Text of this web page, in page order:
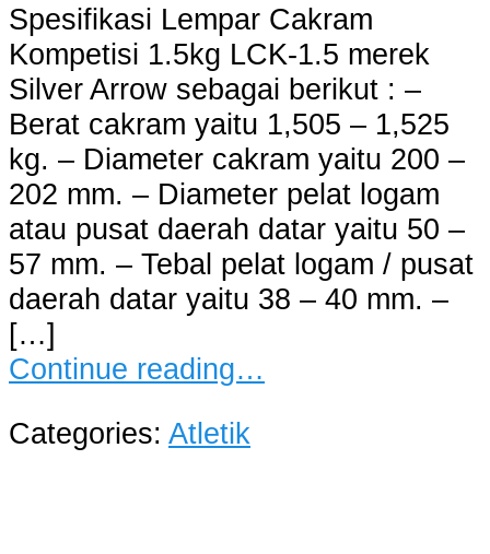
Spesifikasi Lempar Cakram
Kompetisi 1.5kg LCK-1.5 merek
Silver Arrow sebagai berikut : –
Berat cakram yaitu 1,505 – 1,525
kg. – Diameter cakram yaitu 200 –
202 mm. – Diameter pelat logam
atau pusat daerah datar yaitu 50 –
57 mm. – Tebal pelat logam / pusat
daerah datar yaitu 38 – 40 mm. –
[…]
Continue reading…
Categories: Atletik